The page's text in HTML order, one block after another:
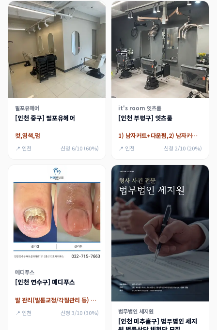
필포유헤어
[인천 중구] 필포유헤어
컷,염색,펌
📍 인천 신청 6/10 (60%)
it's room 잇츠룸
[인천 부평구] 잇츠룸
1) 남자커트+다운펌,2) 남자커트+전체염색(뿌리 가능),3) 여자커트+클리닉,4)여자커트+전체염색(뿌리 가능)
📍 인천 신청 2/10 (20%)
메디푸스
[인천 연수구] 메디푸스
발 관리(발톱교정/각질관리 등) 15만원 이용권
📍 인천 신청 3/10 (30%) 법무법인 세지원
[인천 미추홀구] 법무법인 세지